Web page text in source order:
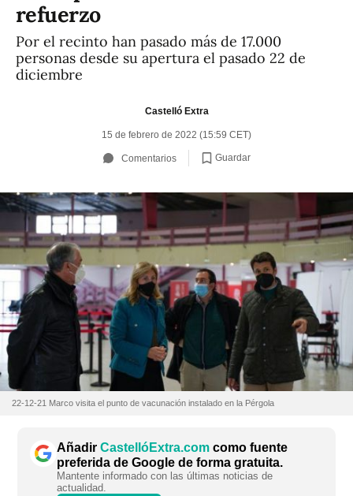
refuerzo
Por el recinto han pasado más de 17.000
personas desde su apertura el pasado 22 de
diciembre
Castelló Extra
15 de febrero de 2022 (15:59 CET)
Comentarios Guardar
22-12-21 Marco visita el punto de vacunación instalado en la Pérgola
Añadir CastellóExtra.com como fuente
preferida de Google de forma gratuita.
Mantente informado con las últimas noticias de
actualidad.